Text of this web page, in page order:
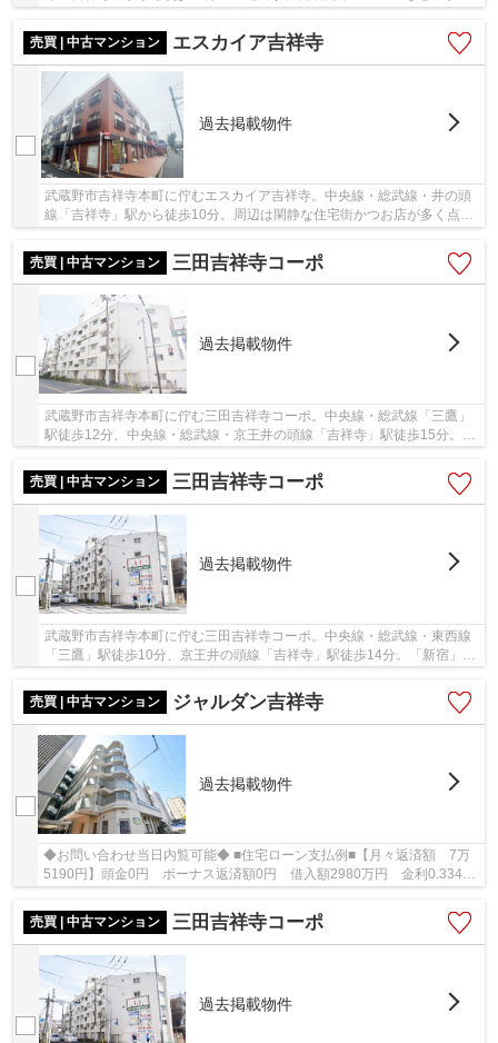
売買 | 中古マンション
エスカイア吉祥寺
過去掲載物件
武蔵野市吉祥寺本町に佇むエスカイア吉祥寺。中央線・総武線・井の頭
線「吉祥寺」駅から徒歩10分。周辺は閑静な住宅街かつお店が多く点在
しており生活も便利な立地です。しかも井の頭...
売買 | 中古マンション
三田吉祥寺コーポ
過去掲載物件
武蔵野市吉祥寺本町に佇む三田吉祥寺コーポ。中央線・総武線「三鷹」
駅徒歩12分、中央線・総武線・京王井の頭線「吉祥寺」駅徒歩15分。
売買 | 中古マンション
三田吉祥寺コーポ
過去掲載物件
武蔵野市吉祥寺本町に佇む三田吉祥寺コーポ。中央線・総武線・東西線
「三鷹」駅徒歩10分、京王井の頭線「吉祥寺」駅徒歩14分。「新宿」駅
売買 | 中古マンション
ジャルダン吉祥寺
過去掲載物件
◆お問い合わせ当日内覧可能◆ ■住宅ローン支払例■【月々返済額 7万
5190円】頭金0円 ボーナス返済額0円 借入額2980万円 金利0.334％
売買 | 中古マンション
三田吉祥寺コーポ
過去掲載物件